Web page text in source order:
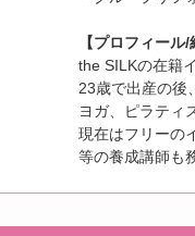
【プロフィール/
the SILKの在籍
23歳で出産の後
ヨガ、ピラティ
現在はフリーの
等の養成講師も